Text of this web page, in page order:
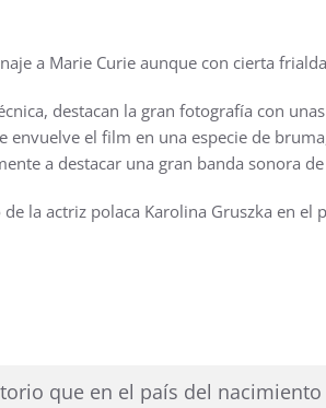
a Marie Curie aunque con cierta
destacan la gran fotografía con
envuelve el film en una especie de
a destacar una gran banda sonora
la actriz polaca Karolina Gruszka en el
que en el país del